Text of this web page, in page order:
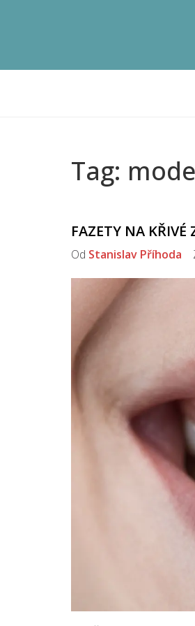
Tag:
FAZETY NA KŘIVÉ
Od Stanislav Příhoda